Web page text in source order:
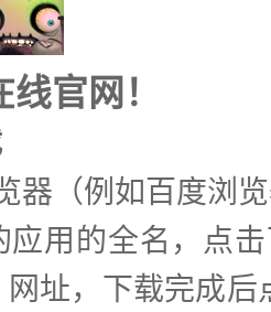
官网！
器（例如百度浏
用的全名，点
址，下载完成后